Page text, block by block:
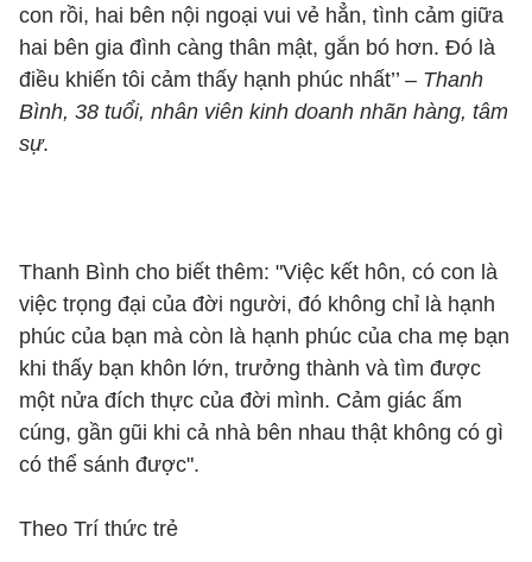
con rồi, hai bên nội ngoại vui vẻ hẳn, tình cảm giữa
hai bên gia đình càng thân mật, gắn bó hơn. Đó là
điều khiến tôi cảm thấy hạnh phúc nhất’’ – Thanh
Bình, 38 tuổi, nhân viên kinh doanh nhãn hàng, tâm
sự.
Thanh Bình cho biết thêm: "Việc kết hôn, có con là
việc trọng đại của đời người, đó không chỉ là hạnh
phúc của bạn mà còn là hạnh phúc của cha mẹ bạn
khi thấy bạn khôn lớn, trưởng thành và tìm được
một nửa đích thực của đời mình. Cảm giác ấm
cúng, gần gũi khi cả nhà bên nhau thật không có gì
có thể sánh được".
Theo Trí thức trẻ